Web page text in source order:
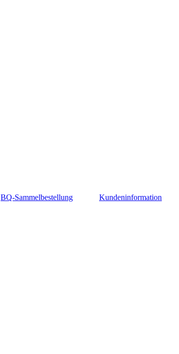
BQ-Sammelbestellung Kundeninformation